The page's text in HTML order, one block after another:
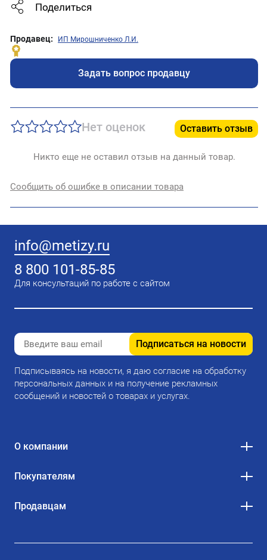
Поделиться
Продавец: ИП Мирошниченко Л.И.
Задать вопрос продавцу
Нет оценок Оставить отзыв
Никто еще не оставил отзыв на данный товар.
Сообщить об ошибке в описании товара
info@metizy.ru
8 800 101-85-85
Для консультаций по работе с сайтом
Подписаться на новости
Подписываясь на новости, я даю согласие на обработку
персональных данных и на получение рекламных
сообщений и новостей о товарах и услугах.
О компании
Покупателям
Продавцам